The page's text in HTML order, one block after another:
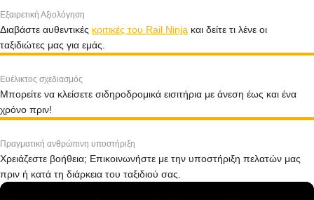
Εξαιρετική Αξιολόγηση
Διαβάστε αυθεντικές κριτικές του Rail Ninja και δείτε τι λένε οι
ταξιδιώτες μας για εμάς.
Ευέλικτος σχεδιασμός
Μπορείτε να κλείσετε σιδηροδρομικά εισιτήρια με άνεση έως και ένα
χρόνο πριν!
Πραγματική ανθρώπινη υποστήριξη
Χρειάζεστε βοήθεια; Επικοινωνήστε με την υποστήριξη πελατών μας
πριν ή κατά τη διάρκεια του ταξιδιού σας.